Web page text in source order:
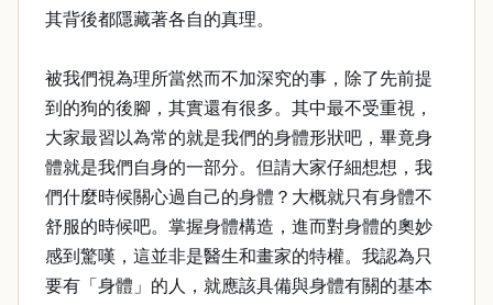
其背後都隱藏著各自的真理。
被我們視為理所當然而不加深究的事，除了先前提
到的狗的後腳，其實還有很多。其中最不受重視，
大家最習以為常的就是我們的身體形狀吧，畢竟身
體就是我們自身的一部分。但請大家仔細想想，我
們什麼時候關心過自己的身體？大概就只有身體不
舒服的時候吧。掌握身體構造，進而對身體的奧妙
感到驚嘆，這並非是醫生和畫家的特權。我認為只
要有「身體」的人，就應該具備與身體有關的基本